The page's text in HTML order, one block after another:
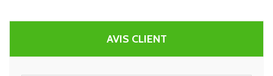
AVIS CLIENT